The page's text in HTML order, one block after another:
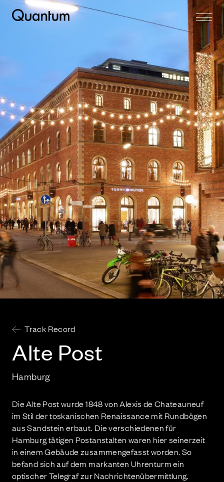
Track Record
Alte Post
Hamburg
Die Alte Post wurde 1848 von Alexis de Chateauneuf
im Stil der toskanischen Renaissance mit Rundbögen
aus Sandstein erbaut. Die verschiedenen für
Hamburg tätigen Postanstalten waren hier seinerzeit
in einem Gebäude zusammengefasst worden. So
befand sich auf dem markanten Uhrenturm ein
optischer Telegraf zur Nachrichtenübermittlung.